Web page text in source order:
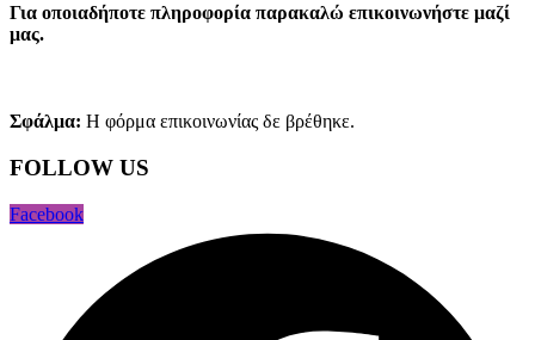
Για οποιαδήποτε πληροφορία παρακαλώ επικοινωνήστε μαζί
μας.
Σφάλμα: Η φόρμα επικοινωνίας δε βρέθηκε.
FOLLOW US
Facebook